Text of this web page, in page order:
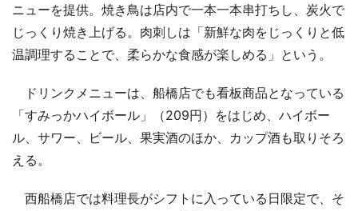
ニューを提供。焼き鳥は店内で一本一本串打ちし、炭火で
じっくり焼き上げる。肉刺しは「新鮮な肉をじっくりと低
温調理することで、柔らかな食感が楽しめる」という。
ドリンクメニューは、船橋店でも看板商品となっている
「すみっかハイボール」（209円）をはじめ、ハイボー
ル、サワー、ビール、果実酒のほか、カップ酒も取りそろ
える。
西船橋店では料理長がシフトに入っている日限定で、そ